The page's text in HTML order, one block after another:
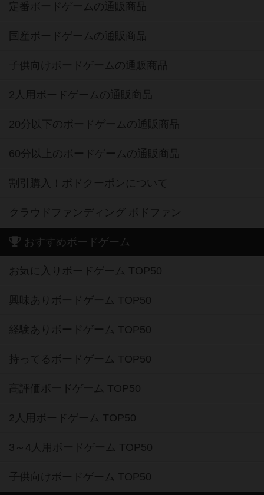
定番ボードゲームの通販商品
国産ボードゲームの通販商品
子供向けボードゲームの通販商品
2人用ボードゲームの通販商品
20分以下のボードゲームの通販商品
60分以上のボードゲームの通販商品
割引購入！ボドクーポンについて
クラウドファンディング ボドファン
おすすめボードゲーム
お気に入りボードゲーム TOP50
興味ありボードゲーム TOP50
経験ありボードゲーム TOP50
持ってるボードゲーム TOP50
高評価ボードゲーム TOP50
2人用ボードゲーム TOP50
3～4人用ボードゲーム TOP50
子供向けボードゲーム TOP50